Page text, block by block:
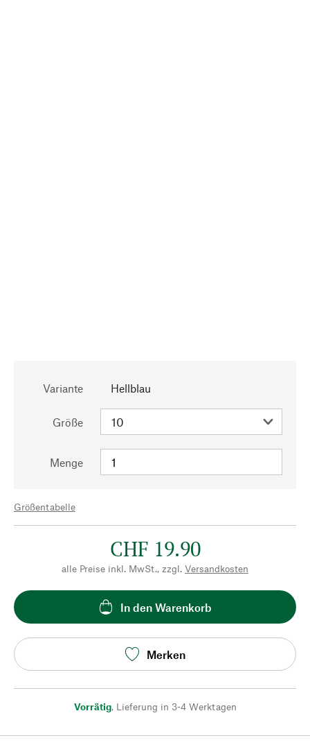
Variante Hellblau
Größe
Menge
Größentabelle
CHF 19.90
alle Preise inkl. MwSt., zzgl. Versandkosten
In den Warenkorb
Merken
Vorrätig, Lieferung in 3-4 Werktagen